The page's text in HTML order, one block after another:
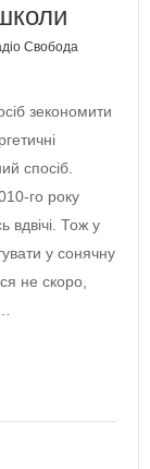
Свобода
зекономити
спосіб.
го року
вдвічі. Тож у
у сонячну
не скоро,